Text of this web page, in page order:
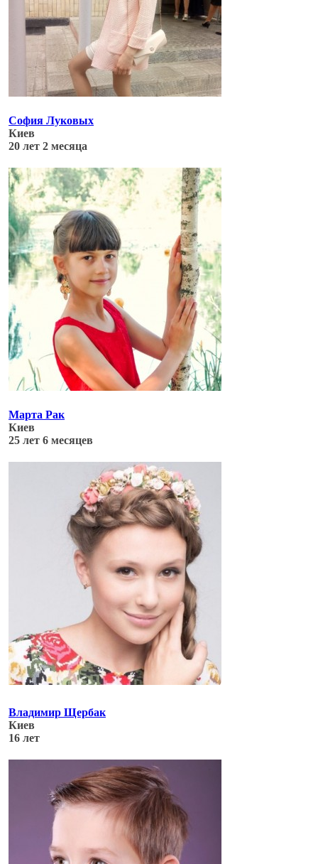
Обновлено: 06.07.17
София Луковых
Киев
20 лет 2 месяца
Обновлено: 06.07.17
Марта Рак
Киев
25 лет 6 месяцев
Обновлено: 05.07.17
Владимир Щербак
Киев
16 лет